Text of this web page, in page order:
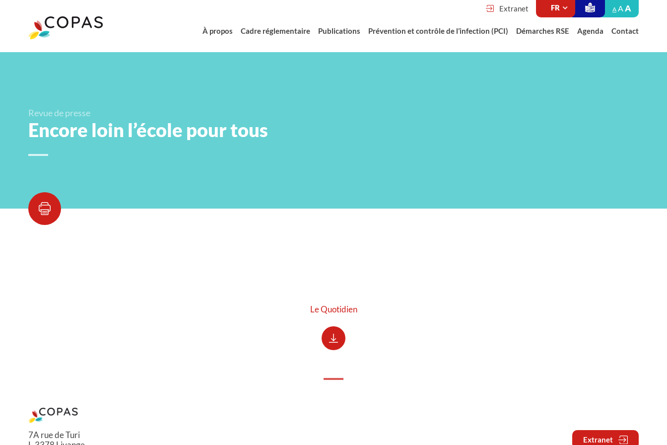
Extranet A AA
À propos Cadre réglementaire Publications Prévention et contrôle de l’infection (PCI) Démarches RSE Agenda Contact
Revue de presse
Encore loin l’école pour tous
Le Quotidien
7A rue de Turi
Extranet